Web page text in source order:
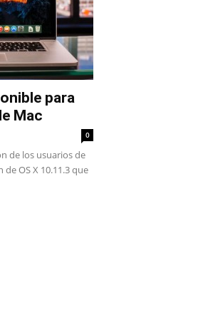
para
Mac
0
de los usuarios de
OS X 10.11.3 que